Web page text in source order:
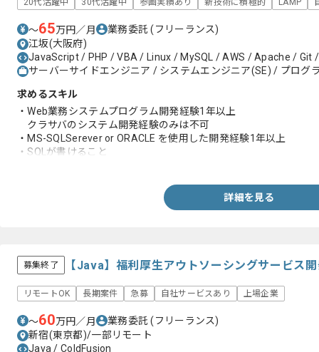
20代活躍中 30代活躍中 参画実績あり 新技術に積極的 LAMP
〜65万円／月 業務委託(フリーランス)
江坂(大阪府)
JavaScript / PHP / VBA / Linux / MySQL / AWS / Apache / Git
サーバーサイドエンジニア / システムエンジニア(SE) / プログ
求めるスキル
・Web業務システムプログラム開発経験1年以上
クラサバのシステム開発経験のみは不可
・MS-SQLSerever or ORACLE を使用した開発経験1年以上
・SQLが書けること
ない場合はPHP and VBA or VBS の経験でも可。詳細を見る
募集終了 【Java】福利厚生アウトソーシングサービス
リモートOK 長期案件 急募 自社サービスあり 上場企業
〜60万円／月 業務委託(フリーランス)
新宿(東京都)/一部リモート
Java / ColdFusion